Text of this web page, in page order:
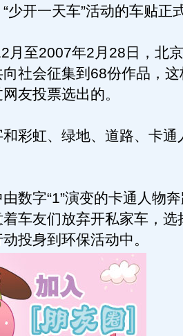
开一天车”活动的车贴正
至2007年2月28日，北京
社会征集到68份作品，
友投票选出的。
虹、绿地、道路、卡通
字“1”演变的卡通人物奔
车友们放弃开私家车，选
投身到环保活动中。